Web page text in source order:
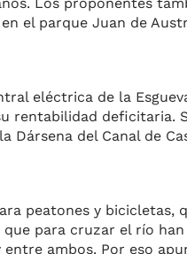
el parque Juan de
eléctrica de la
rentabilidad
Dársena del Canal de
peatones y bicicletas,
que para cruzar el río
ambos. Por eso